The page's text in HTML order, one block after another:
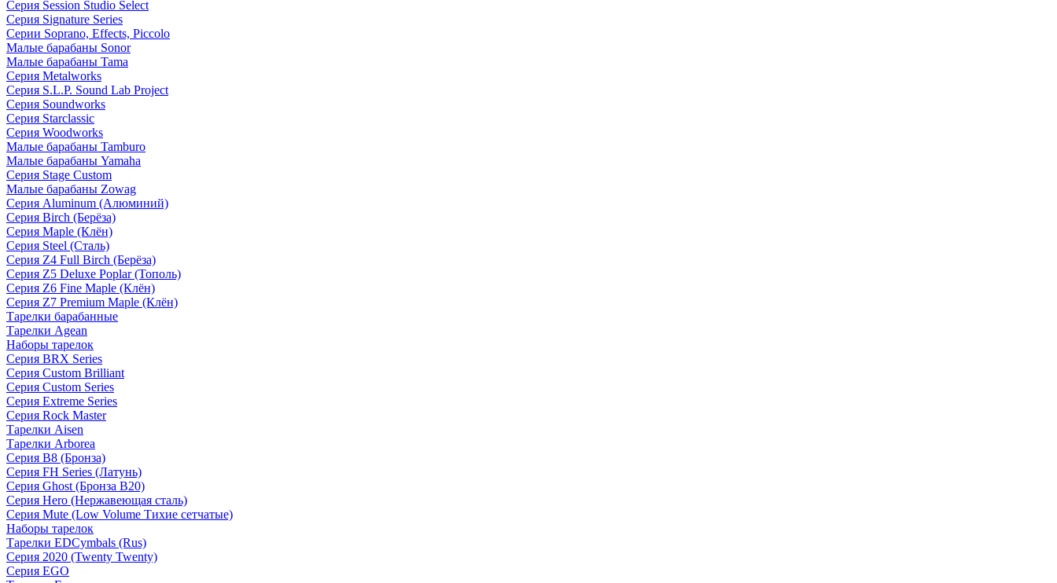
Серия Session Studio Select
Серия Signature Series
Серии Soprano, Effects, Piccolo
Малые барабаны Sonor
Малые барабаны Tama
Серия Metalworks
Серия S.L.P. Sound Lab Project
Серия Soundworks
Серия Starclassic
Серия Woodworks
Малые барабаны Tamburo
Малые барабаны Yamaha
Серия Stage Custom
Малые барабаны Zowag
Серия Aluminum (Алюминий)
Серия Birch (Берёза)
Серия Maple (Клён)
Серия Steel (Сталь)
Серия Z4 Full Birch (Берёза)
Серия Z5 Deluxe Poplar (Тополь)
Серия Z6 Fine Maple (Клён)
Серия Z7 Premium Maple (Клён)
Тарелки барабанные
Тарелки Agean
Наборы тарелок
Серия BRX Series
Серия Custom Brilliant
Серия Custom Series
Серия Extreme Series
Серия Rock Master
Тарелки Aisen
Тарелки Arborea
Серия B8 (Бронза)
Серия FH Series (Латунь)
Серия Ghost (Бронза B20)
Серия Hero (Нержавеющая сталь)
Серия Mute (Low Volume Тихие сетчатые)
Наборы тарелок
Тарелки EDCymbals (Rus)
Серия 2020 (Twenty Twenty)
Серия EGO